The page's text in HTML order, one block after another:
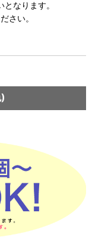
となります。
さい。